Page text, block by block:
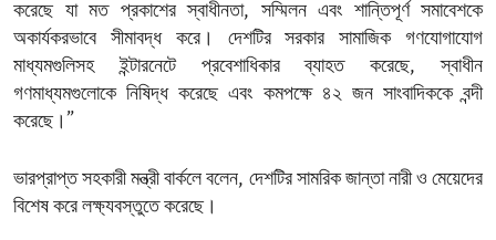
করেছে যা মত প্রকাশের স্বাধীনতা, সম্মিলন এবং শান্তিপূর্ণ সমাবেশকে
অকার্যকরভাবে সীমাবদ্ধ করে। দেশটির সরকার সামাজিক গণযোগাযোগ
মাধ্যমগুলিসহ ইন্টারনেটে প্রবেশাধিকার ব্যাহত করেছে, স্বাধীন
গণমাধ্যমগুলোকে নিষিদ্ধ করেছে এবং কমপক্ষে ৪২ জন সাংবাদিককে বন্দী
করেছে।”
ভারপ্রাপ্ত সহকারী মন্ত্রী বার্কলে বলেন, দেশটির সামরিক জান্তা নারী ও মেয়েদের
বিশেষ করে লক্ষ্যবস্তুতে করেছে।